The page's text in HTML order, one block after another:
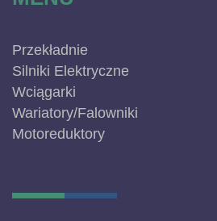
Przekładnie
Silniki Elektryczne
Wciągarki
Wariatory/Falowniki
Motoreduktory